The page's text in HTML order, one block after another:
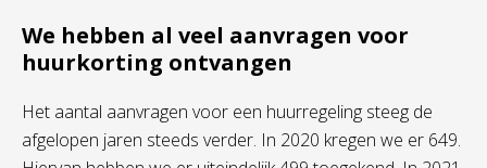
We hebben al veel aanvragen voor
huurkorting ontvangen
Het aantal aanvragen voor een huurregeling steeg de
afgelopen jaren steeds verder. In 2020 kregen we er 649.